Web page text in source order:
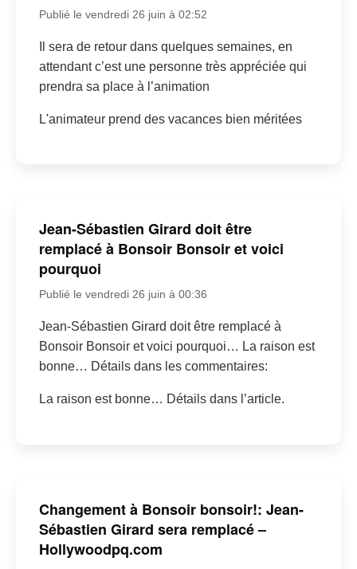
Publié le vendredi 26 juin à 02:52
Il sera de retour dans quelques semaines, en
attendant c’est une personne très appréciée qui
prendra sa place à l’animation
L'animateur prend des vacances bien méritées
Jean-Sébastien Girard doit être
remplacé à Bonsoir Bonsoir et voici
pourquoi
Publié le vendredi 26 juin à 00:36
Jean-Sébastien Girard doit être remplacé à
Bonsoir Bonsoir et voici pourquoi… La raison est
bonne… Détails dans les commentaires:
La raison est bonne… Détails dans l’article.
Changement à Bonsoir bonsoir!: Jean-
Sébastien Girard sera remplacé –
Hollywoodpq.com